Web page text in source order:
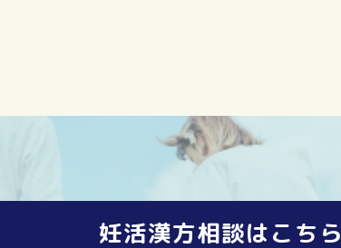
妊活漢方相談はこちら